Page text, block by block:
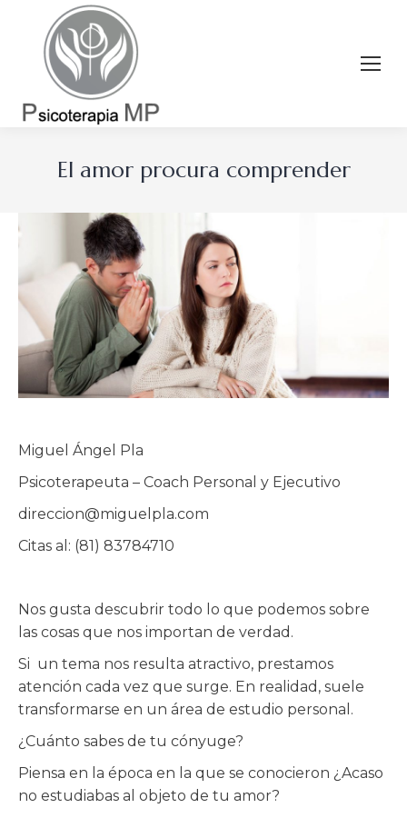
El amor procura comprender
Miguel Ángel Pla
Psicoterapeuta – Coach Personal y Ejecutivo
direccion@miguelpla.com
Citas al: (81) 83784710
Nos gusta descubrir todo lo que podemos sobre
las cosas que nos importan de verdad.
Si un tema nos resulta atractivo, prestamos
atención cada vez que surge. En realidad, suele
transformarse en un área de estudio personal.
¿Cuánto sabes de tu cónyuge?
Piensa en la época en la que se conocieron ¿Acaso
no estudiabas al objeto de tu amor?